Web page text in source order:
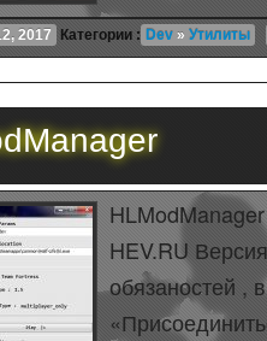
2017 Категории : Dev » Утилиты
HEV.RU
обязаностей ,